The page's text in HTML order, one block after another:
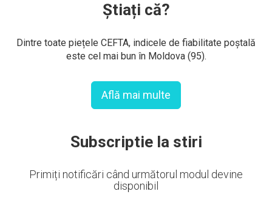
Știați că?
Dintre toate piețele CEFTA, indicele de fiabilitate poștală
este cel mai bun în Moldova (95).
Află mai multe
Subscriptie la stiri
Primiți notificări când următorul modul devine
disponibil